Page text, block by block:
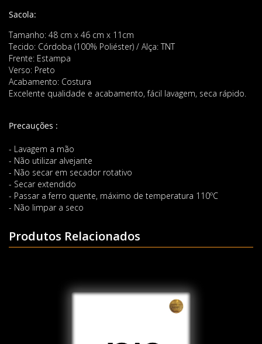
Sacola:
Tamanho: 48 cm x 46 cm x 11cm
Tecido: Córdoba (100% Poliéster) / Alça: TNT
Frente: Estampa
Verso: Preto
Acabamento: Costura
Excelente qualidade e acabamento, fácil lavagem, seca rápido.
Precauções :
- Lavagem a mão
- Não utilizar alvejante
- Não secar em secador rotativo
- Secar extendido
- Passar a ferro quente, máximo de temperatura 110ºC
- Não limpar a seco
Produtos Relacionados